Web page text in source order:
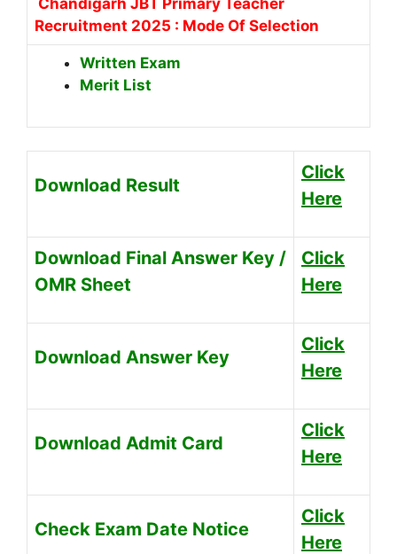
Chandigarh JBT Primary Teacher
Recruitment 2025 : Mode Of Selection
Written Exam
Merit List
Download Result
Click
Here
Download Final Answer Key /
OMR Sheet
Click
Here
Download Answer Key
Click
Here
Download Admit Card
Click
Here
Check Exam Date Notice
Click
Here